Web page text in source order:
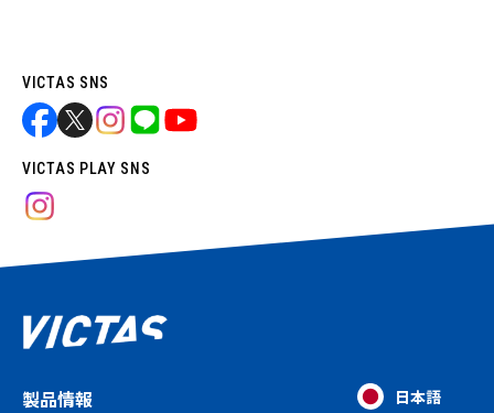
VICTAS SNS
VICTAS PLAY SNS
製品情報 日本語